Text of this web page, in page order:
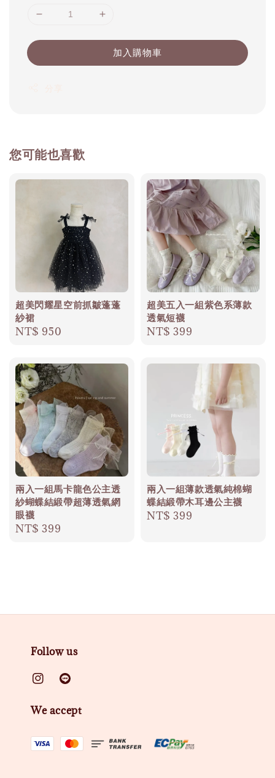
加入購物車
您可能也喜歡
超美閃耀星空前抓皺蓬蓬
紗裙
Regular
NT$ 950
超美五入一組紫色系薄款
透氣短襪
Regular
NT$ 399
兩入一組馬卡龍色公主透
紗蝴蝶結緞帶超薄透氣網
眼襪
Regular
NT$ 399
兩入一組薄款透氣純棉蝴
蝶結緞帶木耳邊公主襪
Regular
NT$ 399
Follow us
We accept